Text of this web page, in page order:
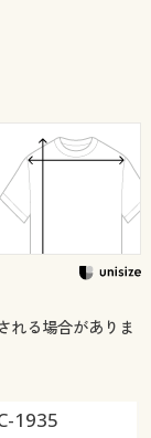
れる場合がありま
1935